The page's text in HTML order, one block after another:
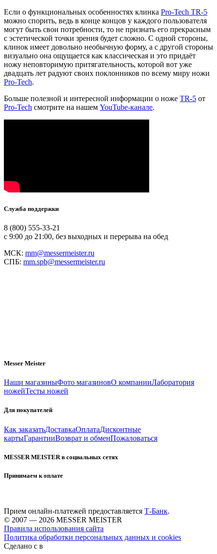
Если о функциональных особенностях клинка Pro-Tech TR-5
можно спорить, ведь в конце концов у каждого пользователя
могут быть свои потребности, то не признать его прекрасным
с эстетической точки зрения будет сложно. С одной стороны,
клинок имеет довольно необычную форму, а с другой стороны
визуально она ощущается как классическая и это придаёт
ножу неповторимую притягательность, которой вот уже
двадцать лет радуют своих поклонников по всему миру ножи
Pro-Tech.
Больше полезной и интересной информации о ноже TR-5 от
Pro-Tech смотрите на нашем YouTube-канале.
Служба поддержки
8 (800) 555-33-21
с 9:00 до 21:00, без выходных и перерыва на обед
МСК: mm@messermeister.ru
СПБ: mm.spb@messermeister.ru
Messer Meister
Наши магазиныФото магазиновО компанииЛаборатория
ножейТесты ножей
Для покупателей
Как заказатьДоставкаОплатаДисконтные
картыГарантииВозврат и обменПожаловаться
MESSER MEISTER в социальных сетях
Принимаем к оплате
Прием онлайн-платежей предоставляется Т-Банк.
© 2007 — 2026 MESSER MEISTER
Правила использования сайта
Политика обработки персональных данных и cookies
Сделано с в